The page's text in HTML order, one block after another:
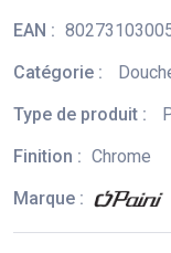
EAN :
Catégorie :
Type de produit :
Finition : Chrome
Marque :